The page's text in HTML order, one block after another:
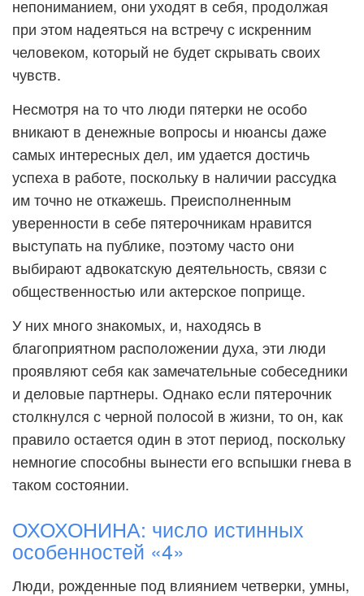
непониманием, они уходят в себя, продолжая
при этом надеяться на встречу с искренним
человеком, который не будет скрывать своих
чувств.
Несмотря на то что люди пятерки не особо
вникают в денежные вопросы и нюансы даже
самых интересных дел, им удается достичь
успеха в работе, поскольку в наличии рассудка
им точно не откажешь. Преисполненным
уверенности в себе пятерочникам нравится
выступать на публике, поэтому часто они
выбирают адвокатскую деятельность, связи с
общественностью или актерское поприще.
У них много знакомых, и, находясь в
благоприятном расположении духа, эти люди
проявляют себя как замечательные собеседники
и деловые партнеры. Однако если пятерочник
столкнулся с черной полосой в жизни, то он, как
правило остается один в этот период, поскольку
немногие способны вынести его вспышки гнева в
таком состоянии.
ОХОХОНИНА: число истинных
особенностей «4»
Люди, рожденные под влиянием четверки, умны,